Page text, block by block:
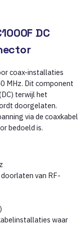
DC
coax-installaties
MHz. Dit component
terwijl het
doorgelaten.
via de coaxkabel
bedoeld is.
van RF-
waar